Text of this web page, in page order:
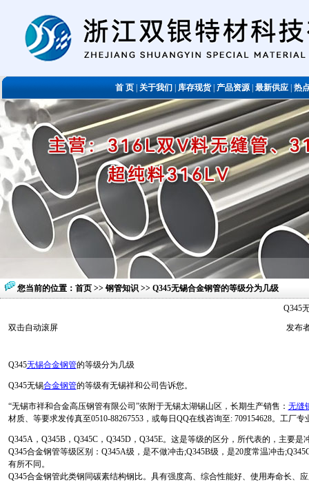
首 页关于我们库存现货|产品资源|最新供应|热
您当前的位置： 首页 >> 钢管知识 >> Q345无锡合金钢管的等级分为几级
Q345
双击自动滚屏
发布
Q345无锡合金钢管的等级分为几级
Q345无锡合金钢管的等级有无锡祥和公司告诉您。
“无锡市祥和合金高压钢管有限公司”依附于无锡太湖锡山区，长期生产销售： 无缝
材质、等要求发传真至0510-88267553，或每日QQ在线咨询至: 709154628。工
Q345A，Q345B，Q345C，Q345D，Q345E。这是等级的区分，所代表的，主要是
Q345合金钢管等级区别：Q345A级，是不做冲击;Q345B级，是20度常温冲击
有所不同。
Q345合金钢管此类钢同碳素结构钢比。具有强度高、综合性能好、使用寿命长